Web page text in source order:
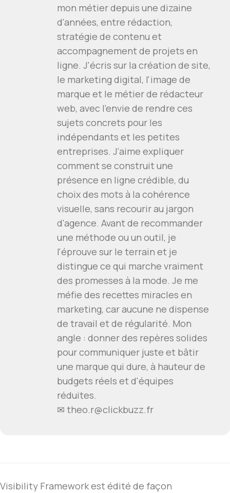
mon métier depuis une dizaine
d'années, entre rédaction,
stratégie de contenu et
accompagnement de projets en
ligne. J'écris sur la création de site,
le marketing digital, l'image de
marque et le métier de rédacteur
web, avec l'envie de rendre ces
sujets concrets pour les
indépendants et les petites
entreprises. J'aime expliquer
comment se construit une
présence en ligne crédible, du
choix des mots à la cohérence
visuelle, sans recourir au jargon
d'agence. Avant de recommander
une méthode ou un outil, je
l'éprouve sur le terrain et je
distingue ce qui marche vraiment
des promesses à la mode. Je me
méfie des recettes miracles en
marketing, car aucune ne dispense
de travail et de régularité. Mon
angle : donner des repères solides
pour communiquer juste et bâtir
une marque qui dure, à hauteur de
budgets réels et d'équipes
réduites.
✉ theo.r@clickbuzz.fr
Visibility Framework est édité de façon